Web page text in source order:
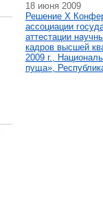
18 июня 2009
Решение X
ассоциации
аттестации
кадров высшей
2009 г.,
пуща»,